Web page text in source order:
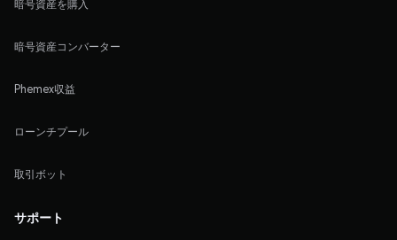
暗号資産を購入
暗号資産コンバーター
Phemex収益
ローンチプール
取引ボット
サポート